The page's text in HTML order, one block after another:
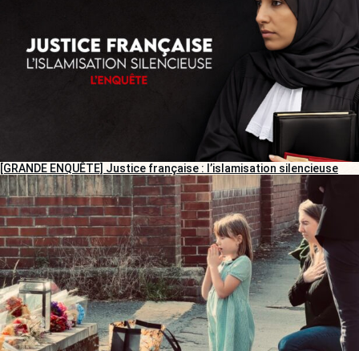
[GRANDE ENQUÊTE] Justice française : l’islamisation silencieuse